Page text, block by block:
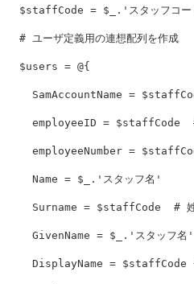
$staffCode = $_ . 'スタッフコ
# ユーザ定義用の連想配列を作成
$users = @{
SamAccountName =
employeeID = $staffCode
employeeNumber =
Name = $_ . 'スタッフ名'
Surname = $staffCode #
GivenName = $_ . 'スタッフ名'
DisplayName = $staffCode